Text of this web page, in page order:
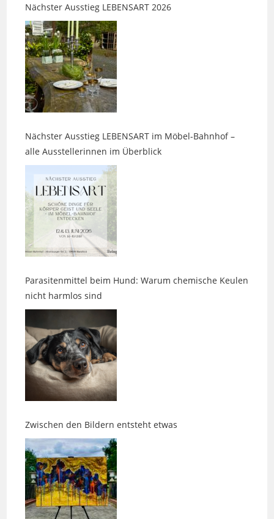
Nächster Ausstieg LEBENSART im Möbel-Bahnhof –
Parasitenmittel beim Hund: Warum chemische Keulen
Zwischen den Bildern entsteht etwas